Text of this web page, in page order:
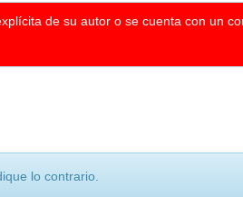
de su autor o se cuenta con un
lo contrario.